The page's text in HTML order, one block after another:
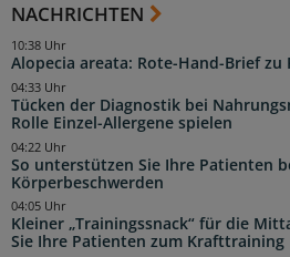
NACHRICHTEN
Alopecia areata: Rote-Hand-Brief zu
10:38 Uhr
Tücken der Diagnostik bei
Rolle Einzel-Allergene spielen
04:33 Uhr
So unterstützen Sie Ihre Patienten
Körperbeschwerden
04:22 Uhr
Kleiner „Trainingssnack“ für die
Sie Ihre Patienten zum Krafttraining
04:05 Uhr